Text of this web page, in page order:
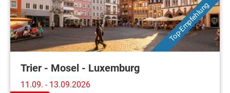
Top-Empfehlung
Trier - Mosel - Luxemburg
11.09. - 13.09.2026